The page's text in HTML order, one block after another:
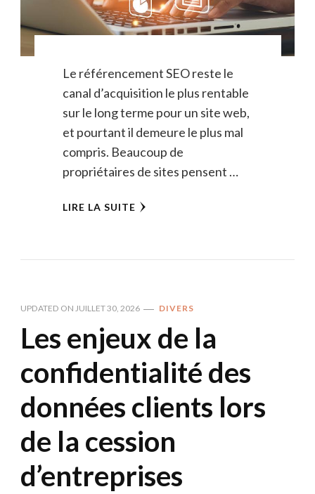
Le référencement SEO reste le
canal d’acquisition le plus rentable
sur le long terme pour un site web,
et pourtant il demeure le plus mal
compris. Beaucoup de
propriétaires de sites pensent …
LIRE LA SUITE
UPDATED ON JUILLET 30, 2026 DIVERS
Les enjeux de la
confidentialité des
données clients lors
de la cession
d’entreprises